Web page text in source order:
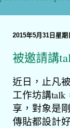
2015年5月31日星期
被邀請講
近日，止凡
工作坊講talk
享，對象是
傳貼都設計